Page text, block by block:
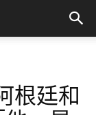
根廷和